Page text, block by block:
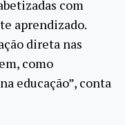
com
aprendizado.
direta nas
como
educação”, conta